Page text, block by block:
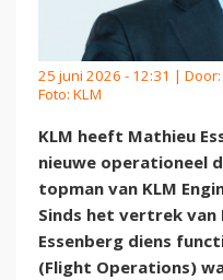
25 juni 2026 - 12:31 | Door:
Foto: KLM
KLM heeft Mathieu
nieuwe operationeel
topman van KLM
Sinds het vertrek
Essenberg diens
(Flight Operations)